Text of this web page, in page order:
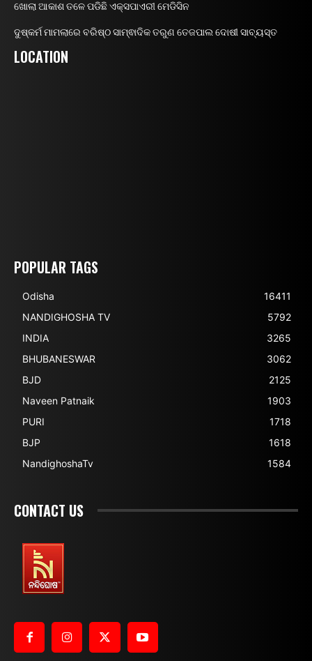
ଖୋଲା ଆକାଶ ତଳେ ପଡିଛି ଏକ୍ସପାଏରୀ ମେଡିସିନ
ଦୁଷ୍କର୍ମ ମାମଲାରେ ବରିଷ୍ଠ ସାମ୍ଵାଦିକ ତରୁଣ ତେଜପାଲ ଦୋଷୀ ସାବ୍ୟସ୍ତ
LOCATION
POPULAR TAGS
Odisha
16411
NANDIGHOSHA TV
5792
INDIA
3265
BHUBANESWAR
3062
BJD
2125
Naveen Patnaik
1903
PURI
1718
BJP
1618
NandighoshaTv
1584
CONTACT US